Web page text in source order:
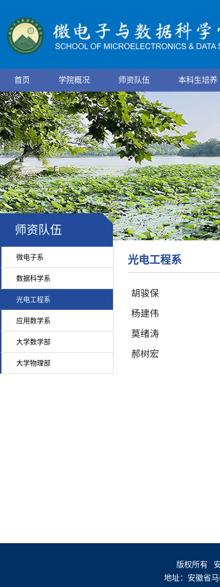
首页 学院概况 师资队伍 本科生培养
师资队伍
微电子系
数据科学系
光电工程系
应用数学系
大学数学部
大学物理部
光电工程系
胡骏保
杨建伟
莫绪涛
郝树宏
版权所有
地址：安徽省